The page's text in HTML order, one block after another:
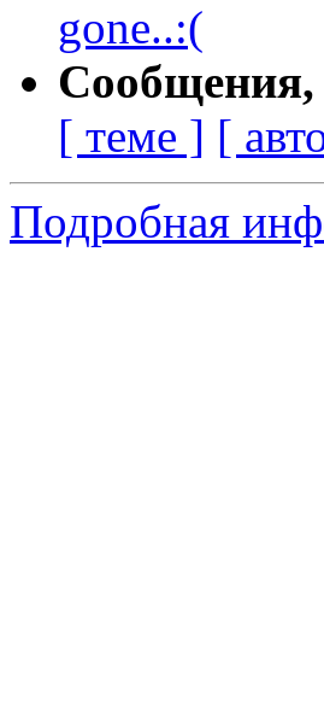
gone..:(
Сообщения,
[ теме ] [
Подробная